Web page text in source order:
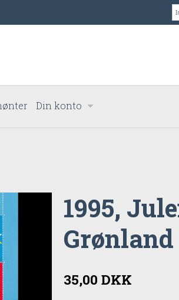
Din konto
1995,
Grønland
35,00 DKK